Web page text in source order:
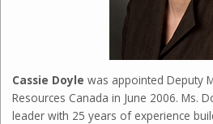
Cassie Doyle was appointed Deputy
Resources Canada in June 2006. Ms.
leader with 25 years of experience